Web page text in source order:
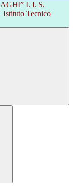
I. I. S.
Istituto Tecnico